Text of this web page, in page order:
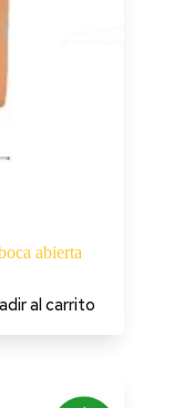
abierta
al carrito